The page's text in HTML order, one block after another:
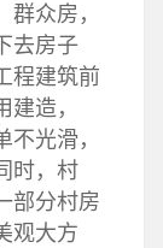
众房，
去房子
程建筑前
造，
光滑，
时，村
部分村房
观大方